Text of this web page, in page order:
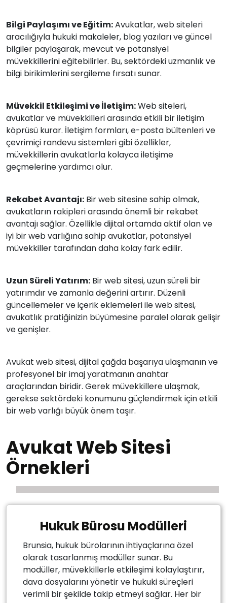
Bilgi Paylaşımı ve Eğitim:Avukatlar, web siteleri
aracılığıyla hukuki makaleler, blog yazıları ve güncel
bilgiler paylaşarak, mevcut ve potansiyel
müvekkillerini eğitebilirler. Bu, sektördeki uzmanlık ve
bilgi birikimlerini sergileme fırsatı sunar.
Müvekkil Etkileşimi ve İletişim:Web siteleri,
avukatlar ve müvekkilleri arasında etkili bir iletişim
köprüsü kurar. İletişim formları, e-posta bültenleri ve
çevrimiçi randevu sistemleri gibi özellikler,
müvekkillerin avukatlarla kolayca iletişime
geçmelerine yardımcı olur.
Rekabet Avantajı: Bir web sitesine sahip olmak,
avukatların rakipleri arasında önemli bir rekabet
avantajı sağlar. Özellikle dijital ortamda aktif olan ve
iyi bir web varlığına sahip avukatlar, potansiyel
müvekkiller tarafından daha kolay fark edilir.
Uzun Süreli Yatırım: Bir web sitesi, uzun süreli bir
yatırımdır ve zamanla değerini artırır. Düzenli
güncellemeler ve içerik eklemeleri ile web sitesi,
avukatlık pratiğinizin büyümesine paralel olarak gelişir
ve genişler.
Avukat web sitesi, dijital çağda başarıya ulaşmanın ve
profesyonel bir imaj yaratmanın anahtar
araçlarından biridir. Gerek müvekkillere ulaşmak,
gerekse sektördeki konumunu güçlendirmek için etkili
bir web varlığı büyük önem taşır.
Avukat Web Sitesi
Örnekleri
Hukuk Bürosu Modülleri
Brunsia, hukuk bürolarının ihtiyaçlarına özel
olarak tasarlanmış modüller sunar. Bu
modüller, müvekkillerle etkileşimi kolaylaştırır,
dava dosyalarını yönetir ve hukuki süreçleri
verimli bir şekilde takip etmeyi sağlar. Her bir